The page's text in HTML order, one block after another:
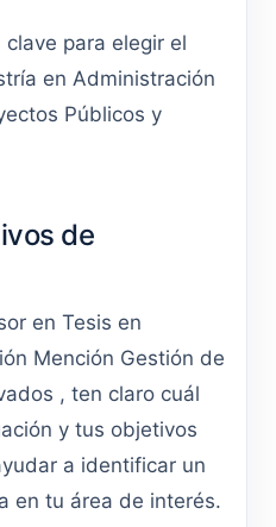
para elegir el
en Administración
Públicos y
de
en Tesis en
Mención Gestión de
, ten claro cuál
y tus objetivos
a identificar un
en tu área de interés.